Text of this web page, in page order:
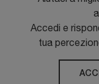
Accedi e
tua